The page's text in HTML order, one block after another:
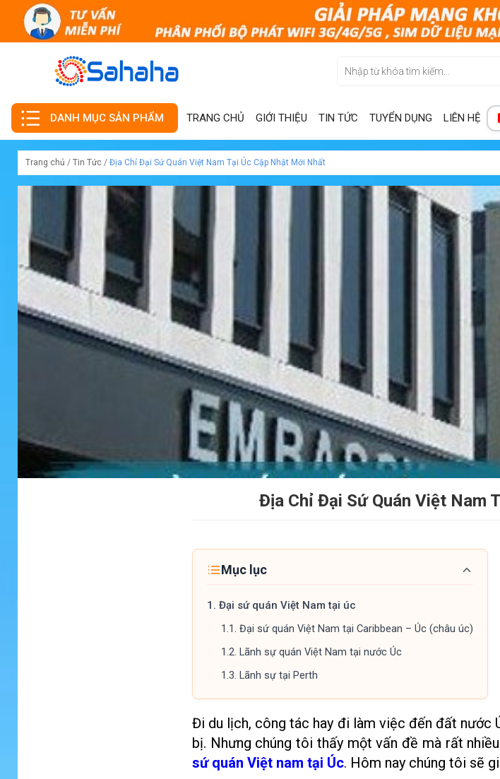
DANH MỤC SẢN PHẨM TRANG CHỦ GIỚI THIỆU TIN TỨC TUYỂN DỤNG LIÊN HỆ
Trang chủ / Tin Tức / Địa Chỉ Đại Sứ Quán Việt Nam Tại Úc Cập Nhật Mới Nhất
Địa Chỉ Đại Sứ Quán Việt Nam
Mục lục
1. Đại sứ quán Việt Nam tại úc
1.1. Đại sứ quán Việt Nam tại Caribbean – Úc (châu úc)
1.2. Lãnh sự quán Việt Nam tại nước Úc
1.3. Lãnh sự tại Perth
Đi du lịch, công tác hay đi làm việc đến đất nước
bị. Nhưng chúng tôi thấy một vấn đề mà rất
sứ quán Việt nam tại Úc. Hôm nay chúng tôi sẽ